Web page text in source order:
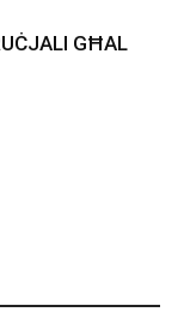
GĦAL